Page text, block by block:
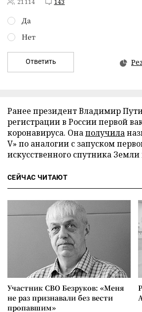
21114 143
Да
Нет
Ответить
Ранее президент Владимир
регистрации в России первой
коронавируса. Онаполучила
V» по аналогии с запуском
искусственного спутника Земли
СЕЙЧАС ЧИТАЮТ
Участник СВО Безруков: «Меня
не раз признавали без вести
пропавшим»